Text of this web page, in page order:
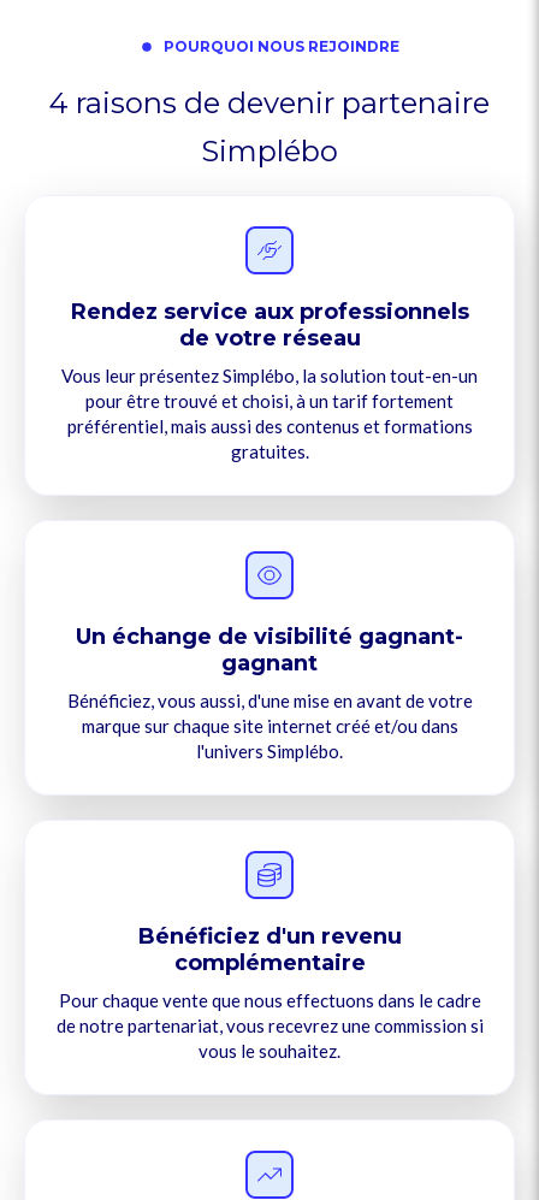
POURQUOI NOUS REJOINDRE
4 raisons de devenir partenaire
Simplébo
Rendez service aux professionnels
de votre réseau
Vous leur présentez Simplébo, la solution tout-en-un
pour être trouvé et choisi, à un tarif fortement
préférentiel, mais aussi des contenus et formations
gratuites.
Un échange de visibilité gagnant-
gagnant
Bénéficiez, vous aussi, d'une mise en avant de votre
marque sur chaque site internet créé et/ou dans
l'univers Simplébo.
Bénéficiez d'un revenu
complémentaire
Pour chaque vente que nous effectuons dans le cadre
de notre partenariat, vous recevrez une commission si
vous le souhaitez.